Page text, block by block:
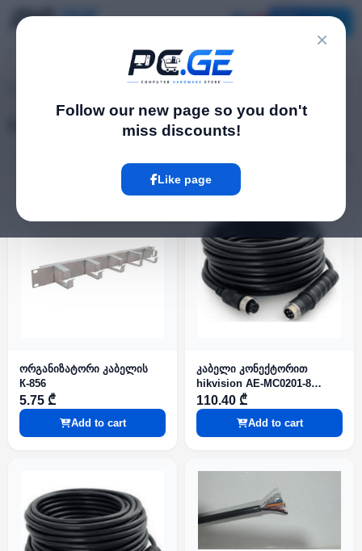
×
Follow our new page so you don't
miss discounts!
Like page
ორგანიზატორი კაბელის
К-856
5.75 ₾
Add to cart
კაბელი კონექტორით
hikvision AE-MC0201-8
საავტომობილო
Systemsსთვის
110.40 ₾
Add to cart